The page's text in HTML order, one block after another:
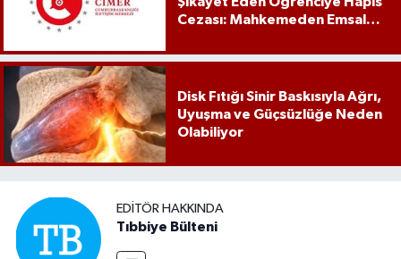
Cezası: Mahkemeden Emsal
Disk Fıtığı Sinir Baskısıyla Ağrı,
Uyuşma ve Güçsüzlüğe Neden
Olabiliyor
EDITÖR HAKKINDA
Tıbbiye Bülteni